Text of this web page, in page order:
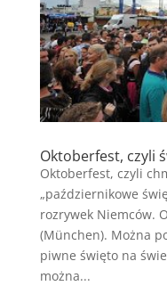
Oktoberfest, czyli
Oktoberfest, czyli
„październikowe
rozrywek Niemców.
(München). Można
piwne święto na
można...